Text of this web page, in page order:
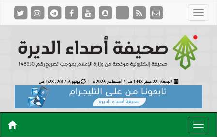
الجمعة , 22 صفر 1448 هـ , 7 أغسطس 2026 م | يونيو 6, 2017 , 2:28 ص